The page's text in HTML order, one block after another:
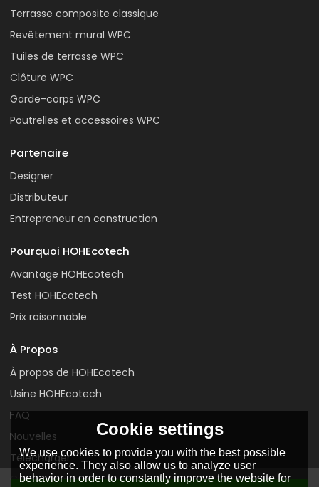
Terrasse composite classique
Revêtement mural WPC
Tuiles de terrasse WPC
Clôture WPC
Garde-corps WPC
Poutrelles et accessoires WPC
Partenaire
Designer
Distributeur
Entrepreneur en construction
Pourquoi HOHEcotech
Avantage HOHEcotech
Test HOHEcotech
Prix raisonnable
À Propos
À propos de HOHEcotech
Usine HOHEcotech
FAQ
Nouvelles
Télécharger
Contactez-nous
Cookie settings
We use cookies to provide you with the best possible
experience. They also allow us to analyze user
behavior in order to constantly improve the website for